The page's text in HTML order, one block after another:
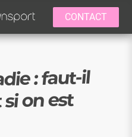
CONTACT
: faut-il
on est